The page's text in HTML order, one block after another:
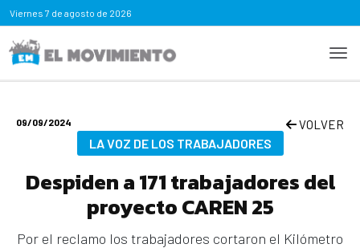
Viernes 7 de agosto de 2026
09/09/2024 VOLVER
LA VOZ DE LOS TRABAJADORES
Despiden a 171 trabajadores del
proyecto CAREN 25
Por el reclamo los trabajadores cortaron el Kilómetro